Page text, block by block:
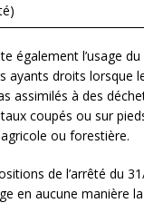
également l’usage
ayants droits lorsque
assimilés à des
coupés ou sur
ou forestière.
de l’arrêté du
en aucune manière